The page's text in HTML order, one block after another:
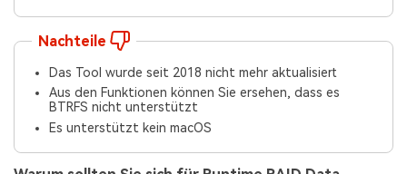
Nachteile
Das Tool wurde seit 2018 nicht mehr aktualisiert
Aus den Funktionen können Sie ersehen, dass es
BTRFS nicht unterstützt
Es unterstützt kein macOS